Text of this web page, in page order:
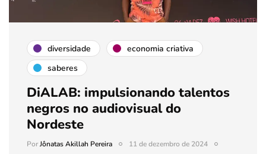
diversidade
economia criativa
saberes
DiALAB: impulsionando talentos
negros no audiovisual do
Nordeste
PorJônatas Akillah Pereira
11 de dezembro de 2024